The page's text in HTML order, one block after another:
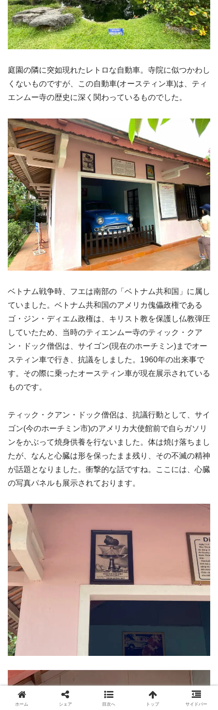
庭園の隣に突如現れたレトロな自動車。寺院に似つかわし
くないものですが、この自動車(オースティン車)は、ティ
エンムー寺の歴史に深く関わっているものでした。
ベトナム戦争時、フエは南部の「ベトナム共和国」に属し
ていました。ベトナム共和国のアメリカ傀儡政権である
ゴ・ジン・ディエム政権は、キリスト教を保護し仏教弾圧
していたため、当時のティエンムー寺のティック・クア
ン・ドック僧侶は、サイゴン(現在のホーチミン)までオー
スティン車で行き、抗議をしました。1960年の出来事で
す。その際に乗ったオースティン車が現在展示されている
ものです。
ティック・クアン・ドック僧侶は、抗議行動として、サイ
ゴン(今のホーチミン市)のアメリカ大使館前で自らガソリ
ンをかぶって焼身供養を行ないました。体は焼け落ちまし
たが、なんと心臓は形を保ったまま残り、その不滅の精神
が話題となりました。衝撃的な話ですね。ここには、心臓
の写真パネルも展示されております。
ホーム シェア 目次へ トップ サイドバー